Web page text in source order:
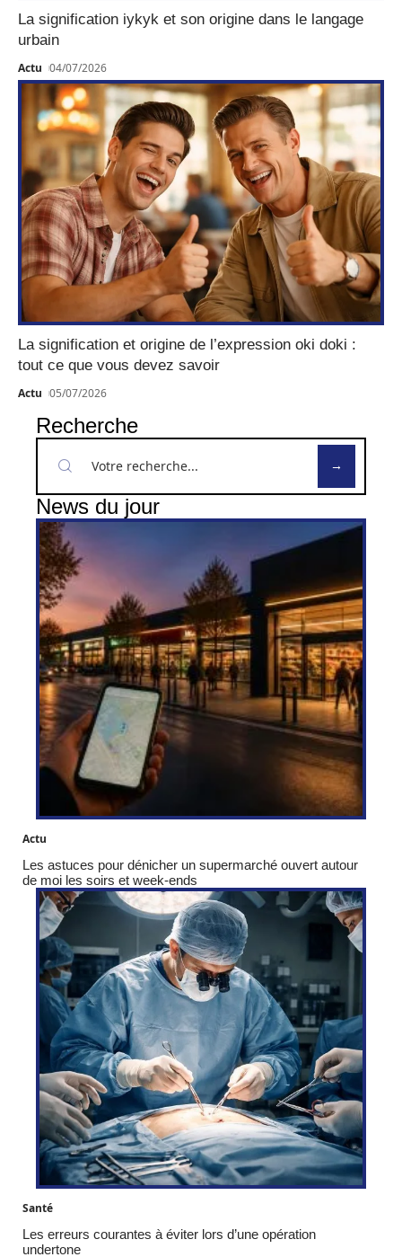
La signification iykyk et son origine dans le langage
urbain
Actu 04/07/2026
La signification et origine de l’expression oki doki :
tout ce que vous devez savoir
Actu 05/07/2026
Recherche
News du jour
Actu
Les astuces pour dénicher un supermarché ouvert autour
de moi les soirs et week-ends
Santé
Les erreurs courantes à éviter lors d’une opération
undertone